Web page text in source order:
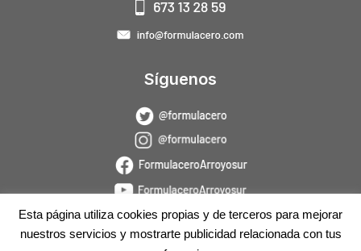
Síguenos
Esta página utiliza cookies propias y de terceros para mejorar
nuestros servicios y mostrarte publicidad relacionada con tus